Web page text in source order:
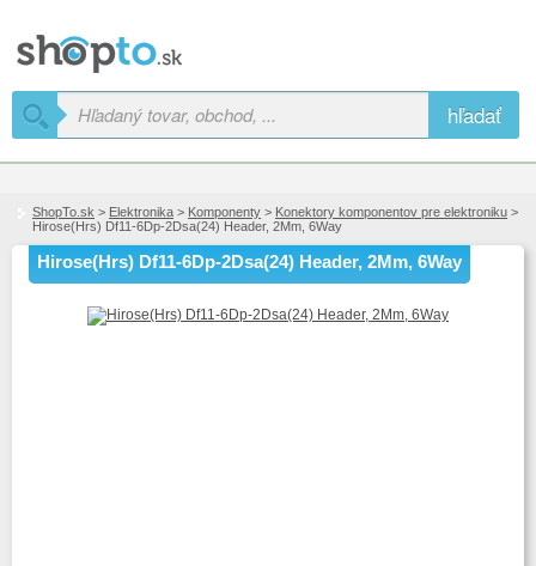
hľadať
ShopTo.sk > Elektronika > Komponenty > Konektory komponentov pre elektroniku >
Hirose(Hrs) Df11-6Dp-2Dsa(24) Header, 2Mm, 6Way
Hirose(Hrs) Df11-6Dp-2Dsa(24) Header, 2Mm, 6Way